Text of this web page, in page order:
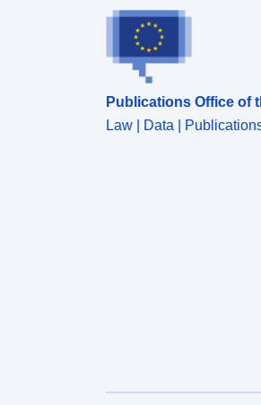
Publications Office of
Law | Data |